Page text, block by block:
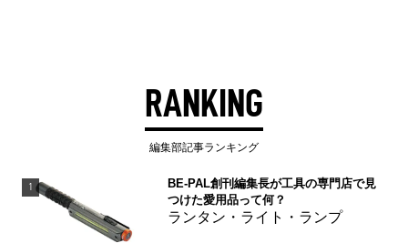
RANKING
編集部記事ランキング
1
BE-PAL創刊編集長が工具の専門店で見
つけた愛用品って何？
ランタン・ライト・ランプ